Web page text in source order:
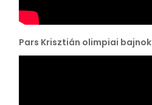
Pars Krisztián olimpiai bajnok